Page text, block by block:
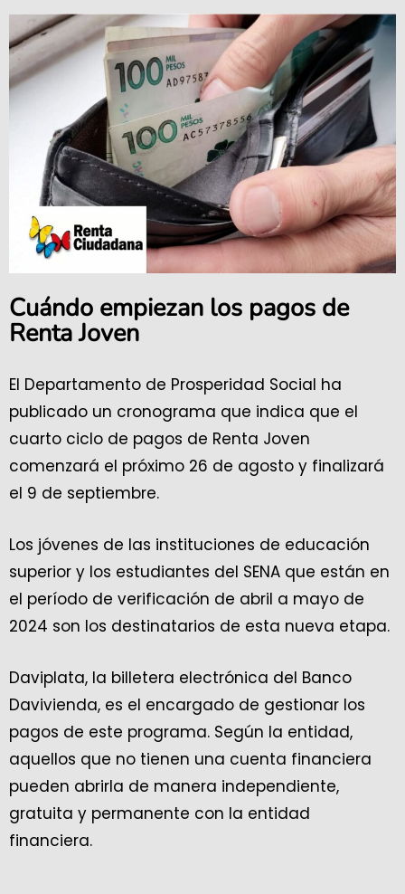
Cuándo empiezan los pagos de
Renta Joven
El Departamento de Prosperidad Social ha
publicado un cronograma que indica que el
cuarto ciclo de pagos de Renta Joven
comenzará el próximo 26 de agosto y finalizará
el 9 de septiembre.
Los jóvenes de las instituciones de educación
superior y los estudiantes del SENA que están en
el período de verificación de abril a mayo de
2024 son los destinatarios de esta nueva etapa.
Daviplata, la billetera electrónica del Banco
Davivienda, es el encargado de gestionar los
pagos de este programa. Según la entidad,
aquellos que no tienen una cuenta financiera
pueden abrirla de manera independiente,
gratuita y permanente con la entidad
financiera.